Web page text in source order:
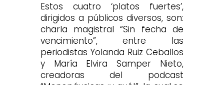
Estos cuatro ‘platos fuertes’,
dirigidos a públicos diversos, son:
charla magistral “Sin fecha de
vencimiento”, entre las
periodistas Yolanda Ruiz Ceballos
y María Elvira Samper Nieto,
creadoras del podcast